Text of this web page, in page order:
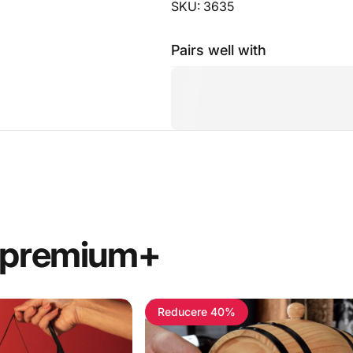
SKU: 3635
Pairs well with
premium+
Reducere 40%